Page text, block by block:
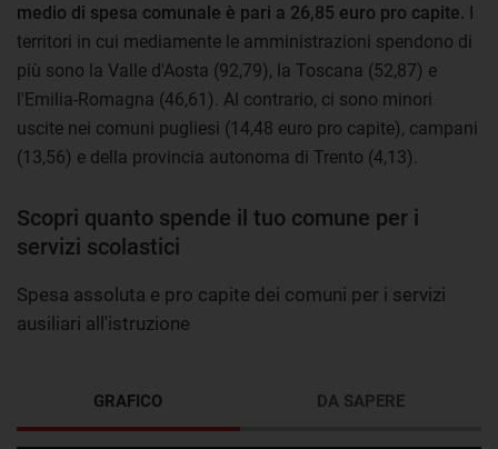
medio di spesa comunale è pari a 26,85 euro pro capite. I
territori in cui mediamente le amministrazioni spendono di
più sono la Valle d'Aosta (92,79), la Toscana (52,87) e
l'Emilia-Romagna (46,61). Al contrario, ci sono minori
uscite nei comuni pugliesi (14,48 euro pro capite), campani
(13,56) e della provincia autonoma di Trento (4,13).
Scopri quanto spende il tuo comune per i
servizi scolastici
Spesa assoluta e pro capite dei comuni per i servizi
ausiliari all'istruzione
GRAFICO DA SAPERE